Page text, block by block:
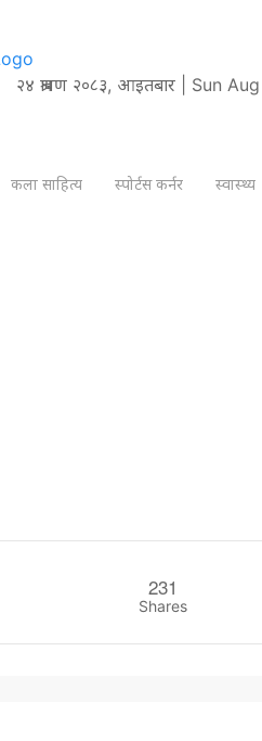
२४ श्रावण २०८३, आइतबार | Sun
कला साहित्य स्पोर्टस कर्नर स्वास्थ्य
231
Shares